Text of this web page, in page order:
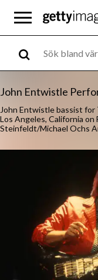
John Entwistle
John Entwistle bassist
Los Angeles, California on
Steinfeldt/Michael Ochs